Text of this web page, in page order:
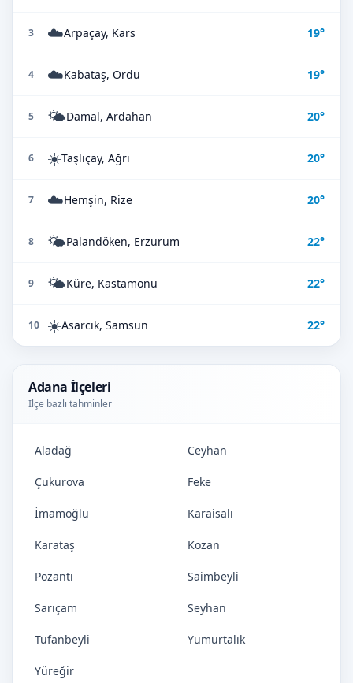
3 ☁️Arpaçay, Kars 19°
4 ☁️Kabataş, Ordu 19°
5 🌤️Damal, Ardahan 20°
6 ☀️Taşlıçay, Ağrı 20°
7 ☁️Hemşin, Rize 20°
8 🌤️Palandöken, Erzurum 22°
9 🌤️Küre, Kastamonu 22°
10 ☀️Asarcık, Samsun 22°
Adana İlçeleri
İlçe bazlı tahminler
Aladağ Ceyhan
Çukurova Feke
İmamoğlu Karaisalı
Karataş Kozan
Pozantı Saimbeyli
Sarıçam Seyhan
Tufanbeyli Yumurtalık
Yüreğir